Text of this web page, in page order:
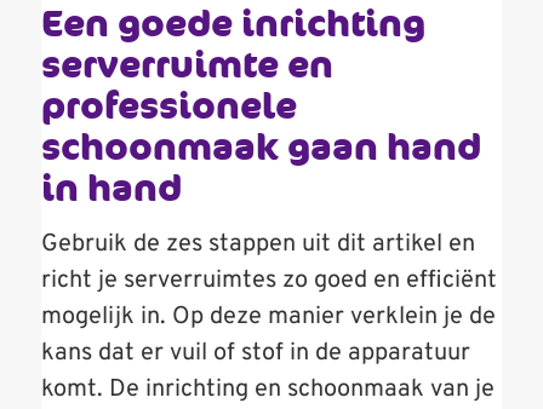
Een goede inrichting
serverruimte en
professionele
schoonmaak gaan hand
in hand
Gebruik de zes stappen uit dit artikel en
richt je serverruimtes zo goed en efficiënt
mogelijk in. Op deze manier verklein je de
kans dat er vuil of stof in de apparatuur
komt. De inrichting en schoonmaak van je